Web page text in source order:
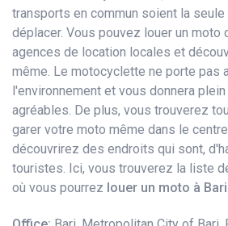
transports en commun soient la
déplacer. Vous pouvez louer un moto
agences de location locales et
même. Le motocyclette ne porte pas
l'environnement et vous donnera
agréables. De plus, vous trouverez
garer votre moto même dans le
découvrirez des endroits qui sont,
touristes. Ici, vous trouverez la liste
où vous pourrez louer un moto à Bari.